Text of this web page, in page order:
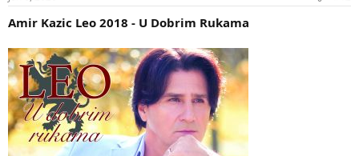
Amir Kazic Leo 2018 - U Dobrim Rukama